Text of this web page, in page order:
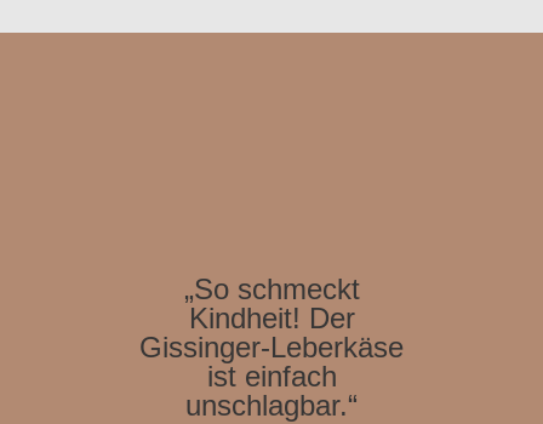
„So schmeckt
Kindheit! Der
Gissinger-Leberkäse
ist einfach
unschlagbar.“